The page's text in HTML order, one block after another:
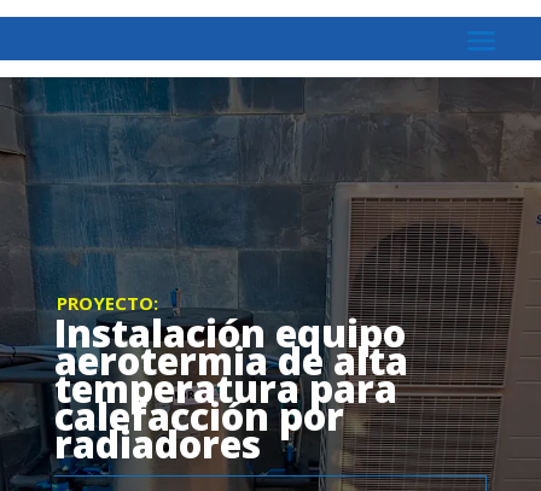
PROYECTO:
Instalación equipo
aerotermia de alta
temperatura para
calefacción por
radiadores